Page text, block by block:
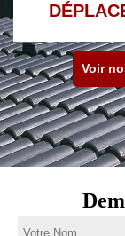
Voir